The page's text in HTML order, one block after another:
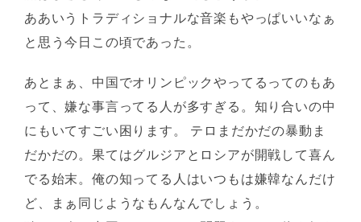
ああいうトラディショナルな音楽もやっぱいいなぁ
と思う今日この頃であった。
あとまぁ、中国でオリンピックやってるってのもあ
って、嫌な事言ってる人が多すぎる。知り合いの中
にもいてすごい困ります。 テロまだかだの暴動ま
だかだの。果てはグルジアとロシアが開戦して喜ん
でる始末。俺の知ってる人はいつもは嫌韓なんだけ
ど、まぁ同じようなもんなんでしょう。